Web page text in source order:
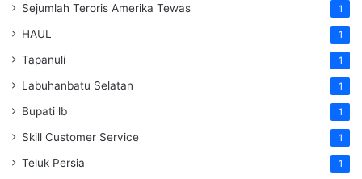
Sejumlah Teroris Amerika Tewas 1
HAUL 1
Tapanuli 1
Labuhanbatu Selatan 1
Bupati lb 1
Skill Customer Service 1
Teluk Persia 1